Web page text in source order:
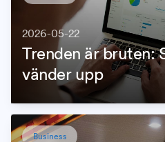
2026-05-22
Trenden är bruten:
vänder upp
Business